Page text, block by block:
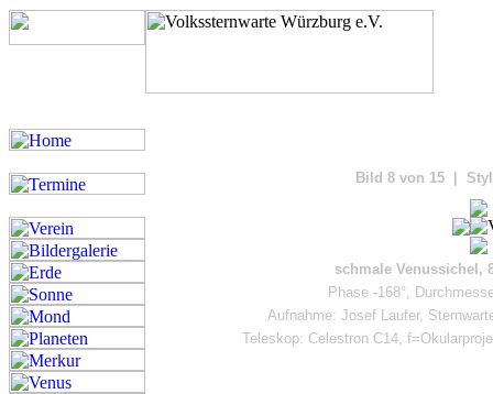
Bild 8 von 15 |
schmale Venussichel,
Phase -168°,
Aufnahme: Josef Laufer,
Teleskop: Celestron C14,